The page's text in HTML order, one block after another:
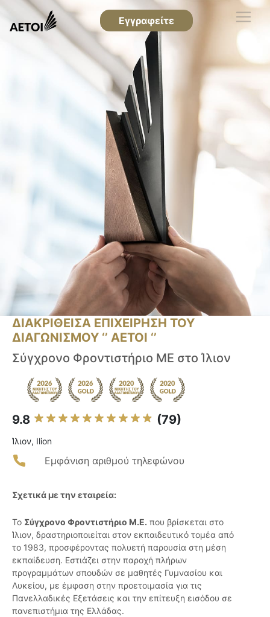
Εγγραφείτε
ΔΙΑΚΡΙΘΕΙΣΑ ΕΠΙΧΕΙΡΗΣΗ ΤΟΥ
ΔΙΑΓΩΝΙΣΜΟΥ ‘’ ΑΕΤΟΙ ‘’
Σύγχρονο Φροντιστήριο ΜΕ στο Ίλιον
9.8 (79)
Ίλιον, Ilion
Εμφάνιση αριθμού τηλεφώνου
Σχετικά με την εταιρεία:
Το Σύγχρονο Φροντιστήριο Μ.Ε. που βρίσκεται στο
Ίλιον, δραστηριοποιείται στον εκπαιδευτικό τομέα από
το 1983, προσφέροντας πολυετή παρουσία στη μέση
εκπαίδευση. Εστιάζει στην παροχή πλήρων
προγραμμάτων σπουδών σε μαθητές Γυμνασίου και
Λυκείου, με έμφαση στην προετοιμασία για τις
Πανελλαδικές Εξετάσεις και την επίτευξη εισόδου σε
πανεπιστήμια της Ελλάδας.